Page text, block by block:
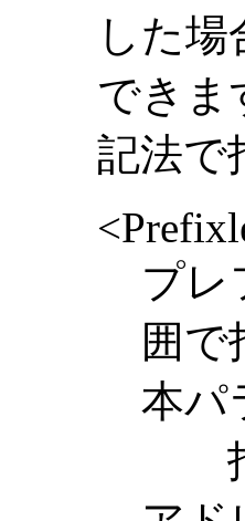
した
できま
記法で
プレ
囲で
本パ
指